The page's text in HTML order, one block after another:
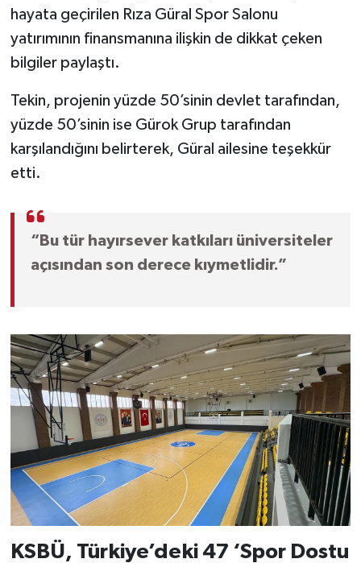
hayata geçirilen Rıza Güral Spor Salonu
yatırımının finansmanına ilişkin de dikkat çeken
bilgiler paylaştı.
Tekin, projenin yüzde 50’sinin devlet tarafından,
yüzde 50’sinin ise Gürok Grup tarafından
karşılandığını belirterek, Güral ailesine teşekkür
etti.
“Bu tür hayırsever katkıları üniversiteler
açısından son derece kıymetlidir.”
KSBÜ, Türkiye’deki 47 ‘Spor Dostu